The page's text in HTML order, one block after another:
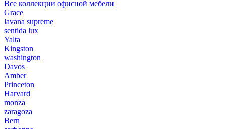
Все коллекции офисной мебели
Grace
lavana supreme
sentida lux
Yalta
Kingston
washington
Davos
Amber
Princeton
Harvard
monza
zaragoza
Bern